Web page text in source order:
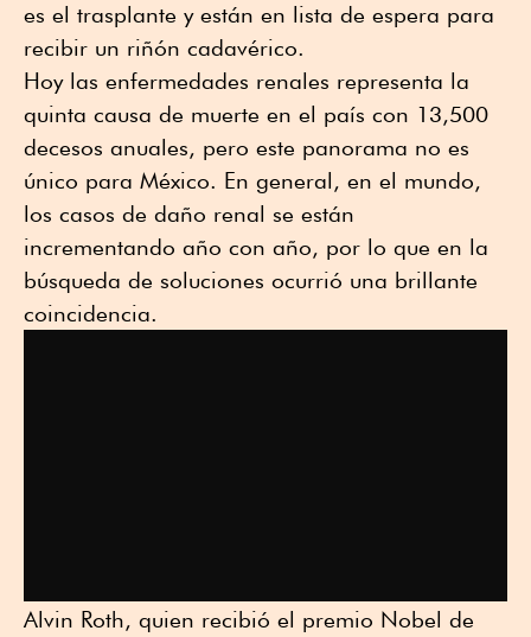
es el trasplante y están en lista de espera para
recibir un riñón cadavérico.
Hoy las enfermedades renales representa la
quinta causa de muerte en el país con 13,500
decesos anuales, pero este panorama no es
único para México. En general, en el mundo,
los casos de daño renal se están
incrementando año con año, por lo que en la
búsqueda de soluciones ocurrió una brillante
coincidencia.
Alvin Roth, quien recibió el premio Nobel de